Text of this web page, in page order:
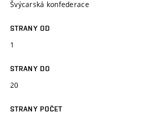
Švýcarská konfederace
STRANY OD
1
STRANY DO
20
STRANY POČET